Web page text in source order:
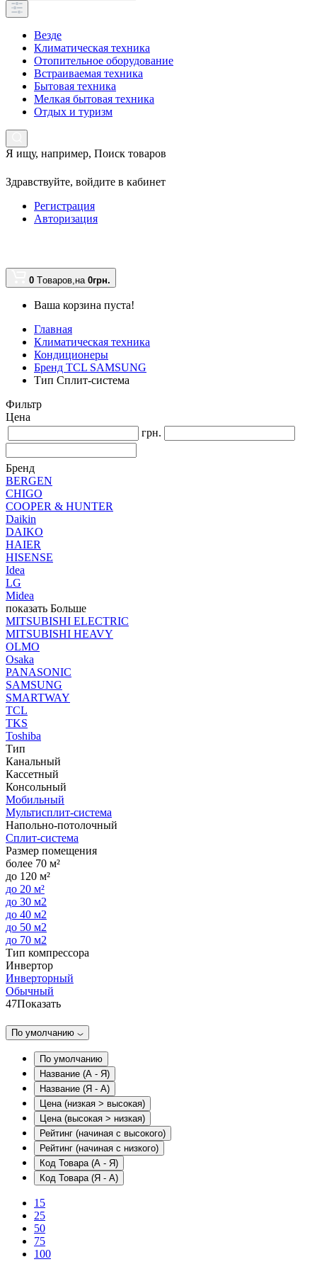
Везде
Климатическая техника
Отопительное оборудование
Встраиваемая техника
Бытовая техника
Мелкая бытовая техника
Отдых и туризм
Я ищу, например, Поиск товаров
Здравствуйте, войдите в кабинет
Регистрация
Авторизация
0 Tоваров,на 0грн.
Ваша корзина пуста!
Главная
Климатическая техника
Кондиционеры
Бренд TCL SAMSUNG
Тип Сплит-система
Фильтр
Цена
грн.
Бренд
BERGEN
CHIGO
COOPER & HUNTER
Daikin
DAIKO
HAIER
HISENSE
Idea
LG
Midea
показать Больше
MITSUBISHI ELECTRIC
MITSUBISHI HEAVY
OLMO
Osaka
PANASONIC
SAMSUNG
SMARTWAY
TCL
TKS
Toshiba
Тип
Канальный
Кассетный
Консольный
Мобильный
Мультисплит-система
Напольно-потолочный
Сплит-система
Размер помещения
более 70 м²
до 120 м²
до 20 м²
до 30 м2
до 40 м2
до 50 м2
до 70 м2
Тип компрессора
Инвертор
Инверторный
Обычный
47Показать
По умолчанию
По умолчанию
Название (А - Я)
Название (Я - А)
Цена (низкая > высокая)
Цена (высокая > низкая)
Рейтинг (начиная с высокого)
Рейтинг (начиная с низкого)
Код Товара (А - Я)
Код Товара (Я - А)
15
25
50
75
100